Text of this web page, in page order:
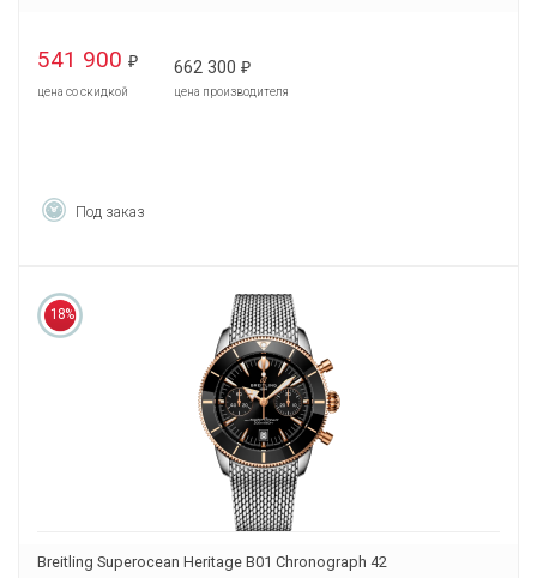
541 900 ₽
цена со скидкой
662 300 ₽
цена производителя
Под заказ
18%
Breitling Superocean Heritage B01 Chronograph 42